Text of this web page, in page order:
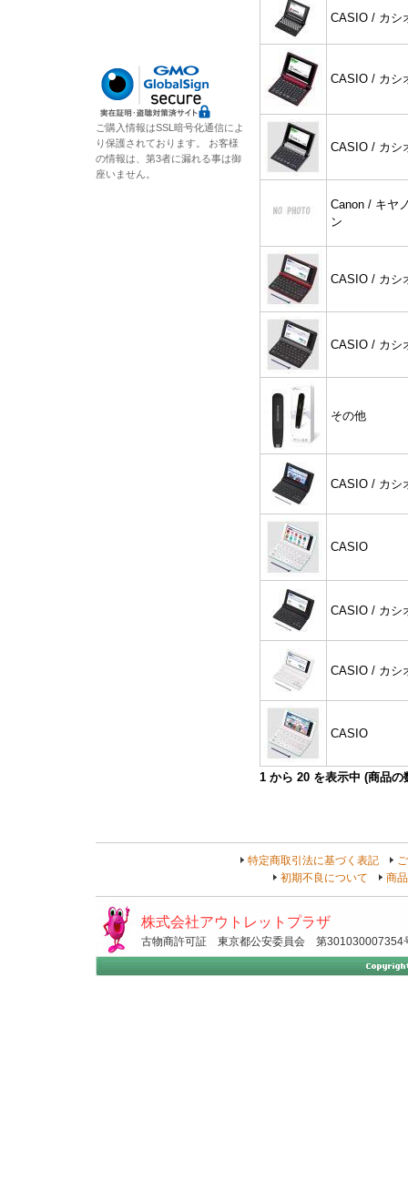
CASIO / カシ
CASIO / カシ
CASIO / カシ
Canon / キヤ
ン
CASIO / カシ
CASIO / カシ
その他
CASIO / カシ
CASIO
CASIO / カシ
CASIO / カシ
CASIO
1 から 20 を表示中 (商品
ご購入情報はSSL暗号化通信によ
り保護されております。 お客様
の情報は、第3者に漏れる事は御
座いません。
特定商取引法に基づく表記
初期不良について
商
株式会社アウトレットプラザ
古物商許可証 東京都公安委員会 第301030007354